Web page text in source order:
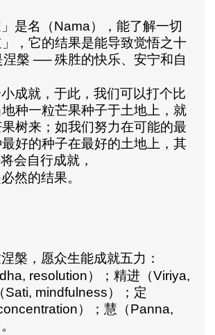
是名（Nama），能了解一切
，它的结果是能导致觉悟之十
涅槃 ──殊胜的快乐、安宁和自
成就，于此，我们可以打个比
种一粒芒果种子于土地上，就
树来；如我们努力在可能的最
好的种子在最好的土地上，其
会自行成就，
然的结果。
槃，愿众生能成就五力：
resolution）；精进（Viriya,
Sati, mindfulness）；定
）；慧（Panna,